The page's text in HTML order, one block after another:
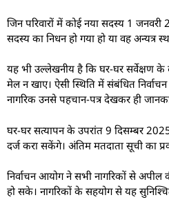
जिन परिवारों में कोई नया सदस्य 1
सदस्य का निधन हो गया हो या वह अन्यत्र
यह भी उल्लेखनीय है कि घर-घर सर्वेक्षण के
मेल न खाए। ऐसी स्थिति में संबंधित
नागरिक उनसे पहचान-पत्र देखकर ही
घर-घर सत्यापन के उपरांत 9 दिसम्बर
दर्ज करा सकेंगे। अंतिम मतदाता सूची का
निर्वाचन आयोग ने सभी नागरिकों से अपील
हो सके। नागरिकों के सहयोग से यह